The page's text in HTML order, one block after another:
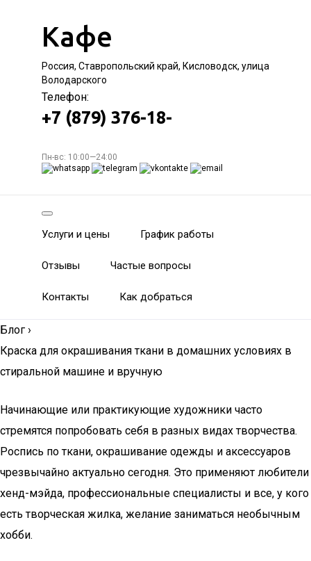
Кафе
Россия, Ставропольский край, Кисловодск, улица
Володарского
Телефон:
+7 (879) 376-18-
Пн-вс: 10:00—24:00
Услуги и цены График работы
Отзывы Частые вопросы
Контакты Как добраться
Блог ›
Краска для окрашивания ткани в домашних условиях в
стиральной машине и вручную
Начинающие или практикующие художники часто
стремятся попробовать себя в разных видах творчества.
Роспись по ткани, окрашивание одежды и аксессуаров
чрезвычайно актуально сегодня. Это применяют любители
хенд-мэйда, профессиональные специалисты и все, у кого
есть творческая жилка, желание заниматься необычным
хобби.